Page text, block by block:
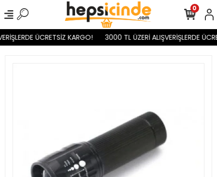
ÜCRETSİZ KARGO! 3000 TL ÜZERİ ALIŞVERİŞLERDE
0